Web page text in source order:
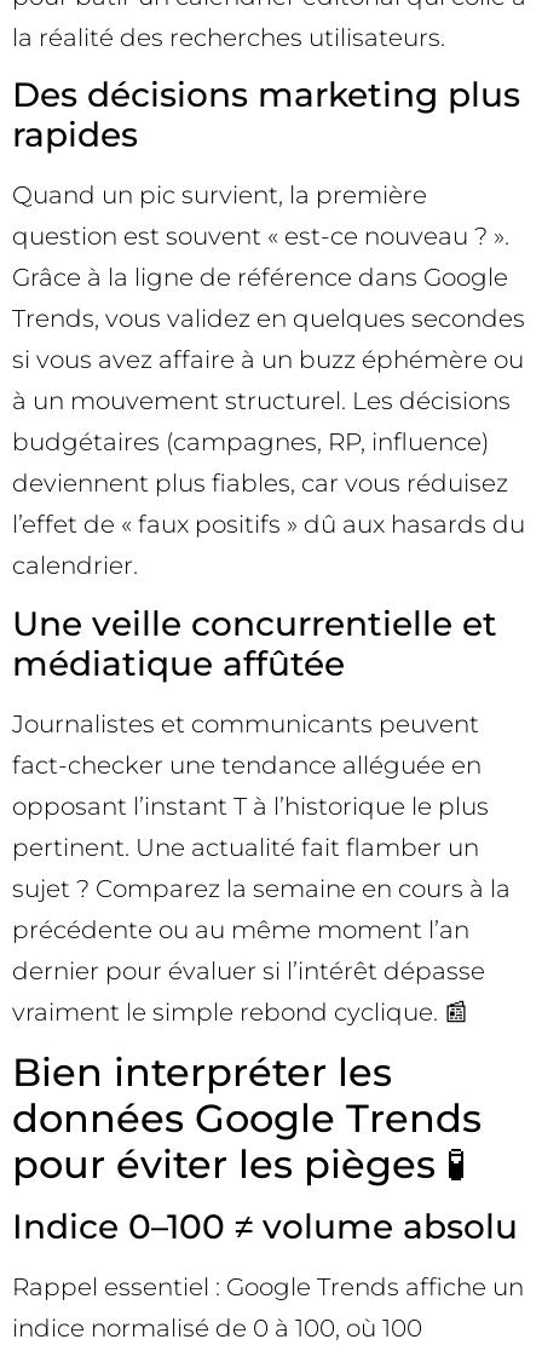
la réalité des recherches utilisateurs.
Des décisions marketing plus
rapides
Quand un pic survient, la première
question est souvent « est-ce nouveau ? ».
Grâce à la ligne de référence dans Google
Trends, vous validez en quelques secondes
si vous avez affaire à un buzz éphémère ou
à un mouvement structurel. Les décisions
budgétaires (campagnes, RP, influence)
deviennent plus fiables, car vous réduisez
l’effet de « faux positifs » dû aux hasards du
calendrier.
Une veille concurrentielle et
médiatique affûtée
Journalistes et communicants peuvent
fact-checker une tendance alléguée en
opposant l’instant T à l’historique le plus
pertinent. Une actualité fait flamber un
sujet ? Comparez la semaine en cours à la
précédente ou au même moment l’an
dernier pour évaluer si l’intérêt dépasse
vraiment le simple rebond cyclique. 📰
Bien interpréter les
données Google Trends
pour éviter les pièges 🧪
Indice 0–100 ≠ volume absolu
Rappel essentiel : Google Trends affiche un
indice normalisé de 0 à 100, où 100